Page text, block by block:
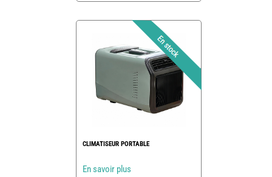
CLIMATISEUR PORTABLE
En savoir plus